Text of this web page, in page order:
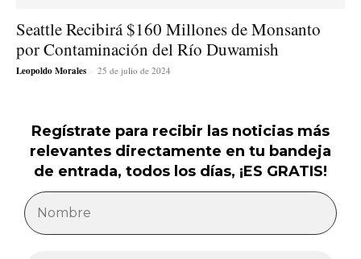
Seattle Recibirá $160 Millones de Monsanto
por Contaminación del Río Duwamish
Leopoldo Morales - 25 de julio de 2024
Regístrate para recibir las noticias más
relevantes directamente en tu bandeja
de entrada, todos los días, ¡ES GRATIS!